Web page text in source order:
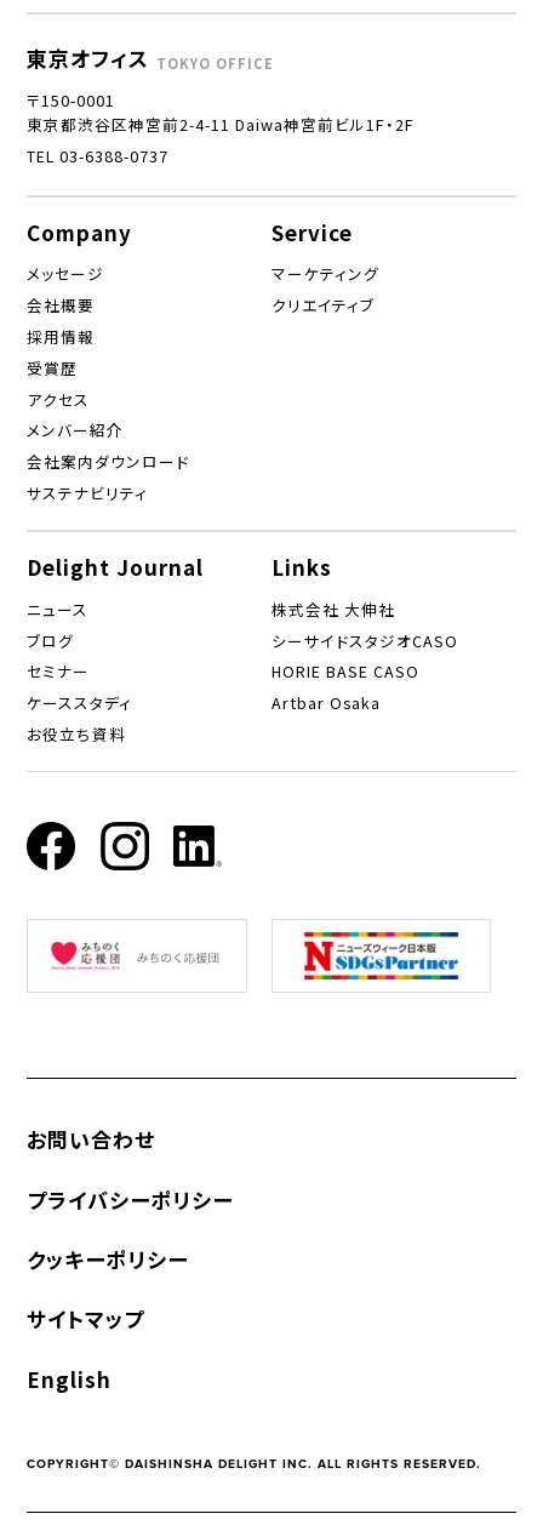
東京オフィス TOKYO OFFICE
〒150-0001
東京都渋谷区神宮前2-4-11 Daiwa神宮前ビル1F・2F
TEL 03-6388-0737
Company
メッセージ
会社概要
採用情報
受賞歴
アクセス
メンバー紹介
会社案内ダウンロード
サステナビリティ
Service
マーケティング
クリエイティブ
Delight Journal
ニュース
ブログ
セミナー
ケーススタディ
お役立ち資料
Links
株式会社 大伸社
シーサイドスタジオCASO
HORIE BASE CASO
Artbar Osaka
お問い合わせ
プライバシーポリシー
クッキーポリシー
サイトマップ
English
COPYRIGHT© DAISHINSHA DELIGHT INC. ALL RIGHTS RESERVED.